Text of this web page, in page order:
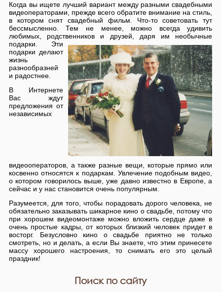
Когда вы ищете лучший вариант между разными свадебными
видеоператорами, прежде всего обратите внимание на стиль,
в котором снят свадебный фильм. Что-то советовать тут
бессмысленно. Тем не менее, можно всегда удивить
любимых, родственников и друзей, даря им необычные
подарки. Эти
подарки делают
жизнь
разнообразней
и радостнее.
В Интернете
Вас ждут
предложения от
независимых
видеооператоров, а также разные вещи, которые прямо или
косвенно относятся к подаркам. Увлечение подобным видео,
о котором говорилось выше, уже давно известно в Европе, а
сейчас и у нас становится очень популярным.
Разумеется, для того, чтобы порадовать дорого человека, не
обязательно заказывать шикарное кино о свадьбе, потому что
при хорошем видеомонтаже можно вложить сердце даже в
очень простые кадры, от которых близкий человек придет в
восторг. Безусловно кино о свадьбе приятно не только
смотреть, но и делать, а если Вы знаете, что этим принесете
массу хорошего настроения, то снимать его это целый
праздник!
Поиск по сайту